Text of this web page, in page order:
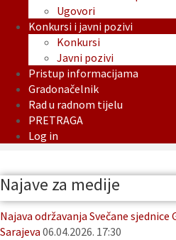
Ugovori
Konkursi i javni pozivi
Konkursi
Javni pozivi
Pristup informacijama
Gradonačelnik
Rad u radnom tijelu
PRETRAGA
Log in
Najave za medije
Najava održavanja Svečane sjednice
Sarajeva 06.04.2026. 17:30